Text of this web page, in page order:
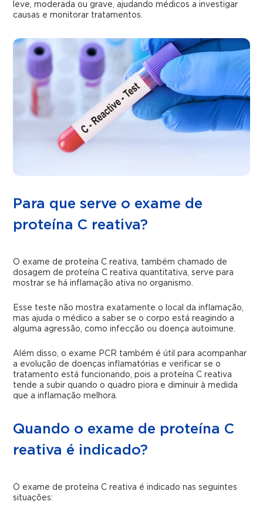
leve, moderada ou grave, ajudando médicos a investigar
causas e monitorar tratamentos.
Para que serve o exame de
proteína C reativa?
O exame de proteína C reativa, também chamado de
dosagem de proteína C reativa quantitativa, serve para
mostrar se há inflamação ativa no organismo.
Esse teste não mostra exatamente o local da inflamação,
mas ajuda o médico a saber se o corpo está reagindo a
alguma agressão, como infecção ou doença autoimune.
Além disso, o exame PCR também é útil para acompanhar
a evolução de doenças inflamatórias e verificar se o
tratamento está funcionando, pois a proteína C reativa
tende a subir quando o quadro piora e diminuir à medida
que a inflamação melhora.
Quando o exame de proteína C
reativa é indicado?
O exame de proteína C reativa é indicado nas seguintes
situações: